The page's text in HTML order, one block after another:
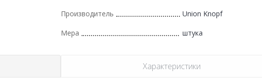
Производитель Union Knopf
Мера штука
Характеристики